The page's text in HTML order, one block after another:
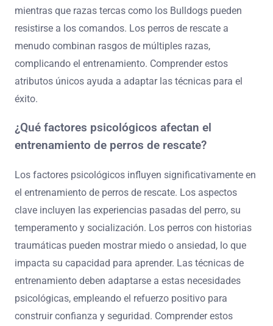
mientras que razas tercas como los Bulldogs pueden
resistirse a los comandos. Los perros de rescate a
menudo combinan rasgos de múltiples razas,
complicando el entrenamiento. Comprender estos
atributos únicos ayuda a adaptar las técnicas para el
éxito.
¿Qué factores psicológicos afectan el
entrenamiento de perros de rescate?
Los factores psicológicos influyen significativamente en
el entrenamiento de perros de rescate. Los aspectos
clave incluyen las experiencias pasadas del perro, su
temperamento y socialización. Los perros con historias
traumáticas pueden mostrar miedo o ansiedad, lo que
impacta su capacidad para aprender. Las técnicas de
entrenamiento deben adaptarse a estas necesidades
psicológicas, empleando el refuerzo positivo para
construir confianza y seguridad. Comprender estos